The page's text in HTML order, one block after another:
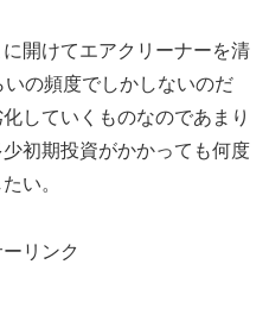
開けてエアクリーナーを清
の頻度でしかしないのだ
していくものなのであまり
初期投資がかかっても何度
い。
リンク